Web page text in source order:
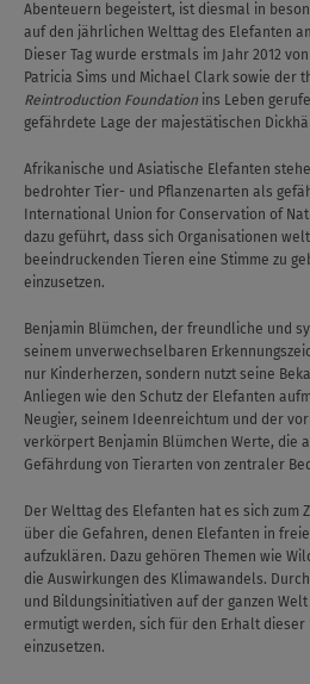
Abenteuern begeistert, ist diesmal in
auf den jährlichen Welttag des Elefanten
Dieser Tag wurde erstmals im Jahr 2012
Patricia Sims und Michael Clark sowie der
Reintroduction Foundation ins Leben
gefährdete Lage der majestätischen
Afrikanische und Asiatische Elefanten
bedrohter Tier- und Pflanzenarten als
International Union for Conservation of
dazu geführt, dass sich Organisationen
beeindruckenden Tieren eine Stimme zu
einzusetzen.
Benjamin Blümchen, der freundliche und
seinem unverwechselbaren
nur Kinderherzen, sondern nutzt seine
Anliegen wie den Schutz der Elefanten
Neugier, seinem Ideenreichtum und der
verkörpert Benjamin Blümchen Werte, die
Gefährdung von Tierarten von zentraler
Der Welttag des Elefanten hat es sich zum
über die Gefahren, denen Elefanten in
aufzuklären. Dazu gehören Themen wie
die Auswirkungen des Klimawandels.
und Bildungsinitiativen auf der ganzen
ermutigt werden, sich für den Erhalt
einzusetzen.